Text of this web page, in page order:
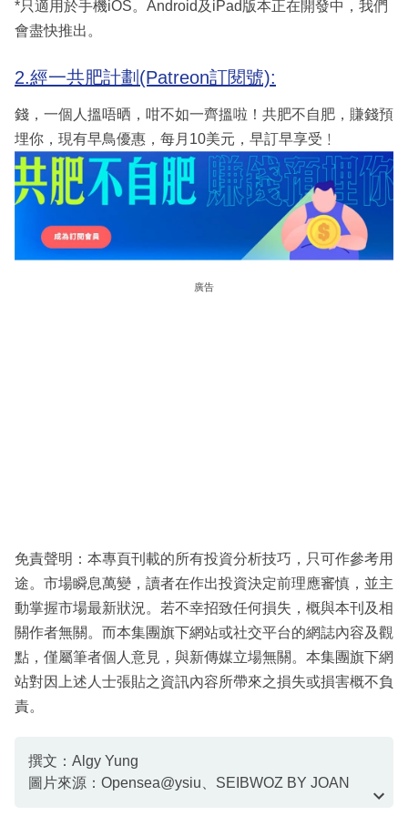
*只適用於手機iOS。Android及iPad版本正在開發中，我們
會盡快推出。
2.經一共肥計劃(Patreon訂閱號):
錢，一個人搵唔晒，咁不如一齊搵啦！共肥不自肥，賺錢預
埋你，現有早鳥優惠，每月10美元，早訂早享受﹗
廣告
免責聲明：本專頁刊載的所有投資分析技巧，只可作參考用
途。市場瞬息萬變，讀者在作出投資決定前理應審慎，並主
動掌握市場最新狀況。若不幸招致任何損失，概與本刊及相
關作者無關。而本集團旗下網站或社交平台的網誌內容及觀
點，僅屬筆者個人意見，與新傳媒立場無關。本集團旗下網
站對因上述人士張貼之資訊內容所帶來之損失或損害概不負
責。
撰文：Algy Yung
圖片來源：Opensea@ysiu、SEIBWOZ BY JOAN